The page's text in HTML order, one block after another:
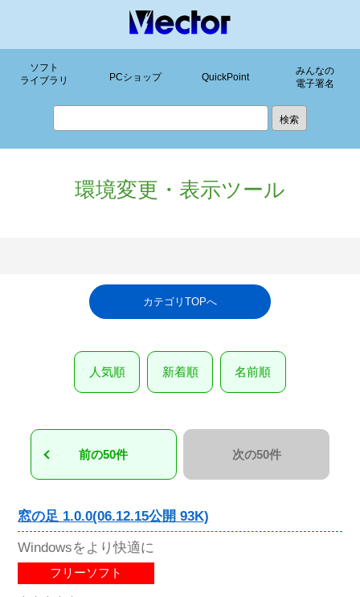
ソフト
ライブラリ
PCショップ QuickPoint
みんなの
電子署名
環境変更・表示ツール
カテゴリTOPへ
人気順 新着順 名前順
前の50件 次の50件
窓の足 1.0.0(06.12.15公開 93K)
Windowsをより快適に
フリーソフト